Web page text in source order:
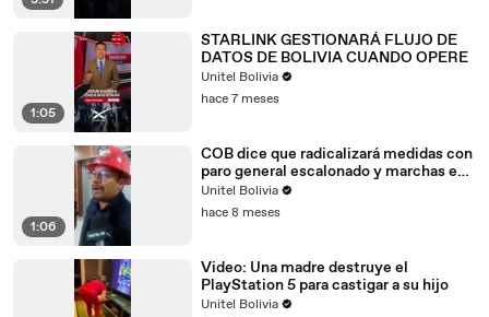
00:52
ha quedado realmente incómodo
00:53
con algo que nosotros hemos
00:53
hablado mucho, pero lo que se
00:54
ha quedado realmente incómodo
00:54
con algo que nosotros hemos
00:55
hablado mucho, pero lo que se
00:55
ha quedado realmente incómodo
00:56
con algo que nosotros hemos
00:56
hablado mucho, pero lo que se
1:05
STARLINK GESTIONARÁ FLUJO DE
DATOS DE BOLIVIA CUANDO OPERE
Unitel Bolivia
hace 7 meses
1:06
COB dice que radicalizará medidas con
paro general escalonado y marchas en
departamentos
Unitel Bolivia
hace 8 meses
Video: Una madre destruye el
PlayStation 5 para castigar a su hijo
Unitel Bolivia